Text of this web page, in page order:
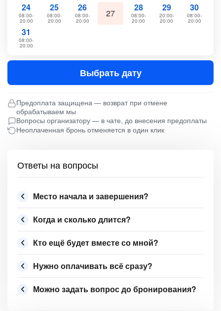
24
08:00-
20:00
25
08:00-
20:00
26
08:00-
20:00
27
28
08:00-
20:00
29
20:00-
20:00
30
08:00-
20:00
31
08:00-
20:00
Выбрать дату
Предоплата защищена — возврат при отмене
обрабатываем мы
Вопросы организатору — в чате, до внесения предоплаты
Неоплаченная бронь отменяется в один клик
Ответы на вопросы
Место начала и завершения?
Когда и сколько длится?
Кто ещё будет вместе со мной?
Нужно оплачивать всё сразу?
Можно задать вопрос до бронирования?